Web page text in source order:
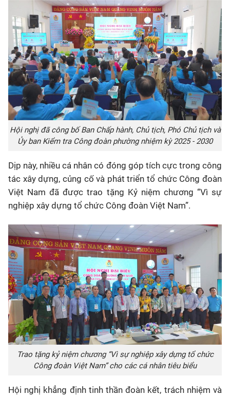
Hội nghị đã công bố Ban Chấp hành, Chủ tịch, Phó Chủ tịch và
Ủy ban Kiểm tra Công đoàn phường nhiệm kỳ 2025 - 2030
Dịp này, nhiều cá nhân có đóng góp tích cực trong công
tác xây dựng, củng cố và phát triển tổ chức Công đoàn
Việt Nam đã được trao tặng Kỷ niệm chương “Vì sự
nghiệp xây dựng tổ chức Công đoàn Việt Nam”.
Trao tặng kỷ niệm chương “Vì sự nghiệp xây dựng tổ chức
Công đoàn Việt Nam” cho các cá nhân tiêu biểu
Hội nghị khẳng định tinh thần đoàn kết, trách nhiệm và